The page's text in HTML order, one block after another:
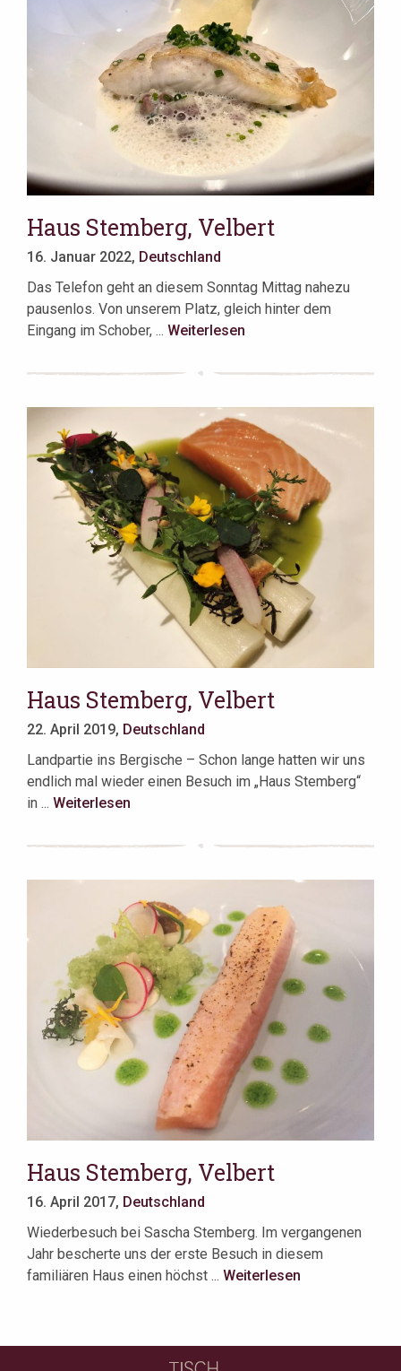
Haus Stemberg, Velbert
16. Januar 2022, Deutschland
Das Telefon geht an diesem Sonntag Mittag nahezu
pausenlos. Von unserem Platz, gleich hinter dem
Eingang im Schober, ... Weiterlesen
Haus Stemberg, Velbert
22. April 2019, Deutschland
Landpartie ins Bergische – Schon lange hatten wir uns
endlich mal wieder einen Besuch im „Haus Stemberg“
in ... Weiterlesen
Haus Stemberg, Velbert
16. April 2017, Deutschland
Wiederbesuch bei Sascha Stemberg. Im vergangenen
Jahr bescherte uns der erste Besuch in diesem
familiären Haus einen höchst ... Weiterlesen